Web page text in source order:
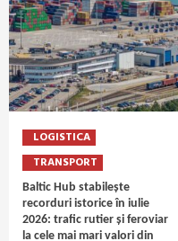
LOGISTICA
TRANSPORT
Baltic Hub stabilește
recorduri istorice în iulie
2026: trafic rutier și feroviar
la cele mai mari valori din